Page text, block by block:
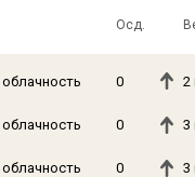
Осд.
0 2
0 3
0 3